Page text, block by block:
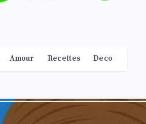
Amour Recettes Deco